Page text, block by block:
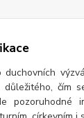
duchovních
čím
pozoruhodné